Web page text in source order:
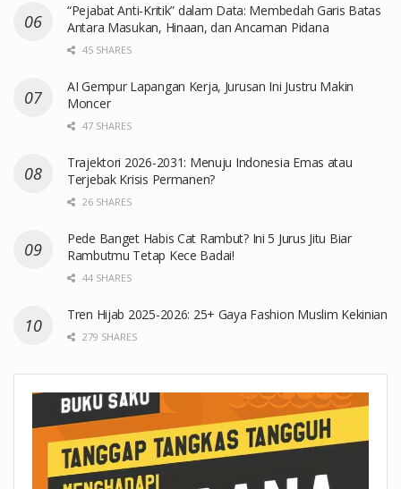
“Pejabat Anti-Kritik” dalam Data: Membedah Garis Batas
Antara Masukan, Hinaan, dan Ancaman Pidana
45 SHARES
AI Gempur Lapangan Kerja, Jurusan Ini Justru Makin
Moncer
47 SHARES
Trajektori 2026-2031: Menuju Indonesia Emas atau
Terjebak Krisis Permanen?
26 SHARES
Pede Banget Habis Cat Rambut? Ini 5 Jurus Jitu Biar
Rambutmu Tetap Kece Badai!
44 SHARES
Tren Hijab 2025-2026: 25+ Gaya Fashion Muslim Kekinian
279 SHARES